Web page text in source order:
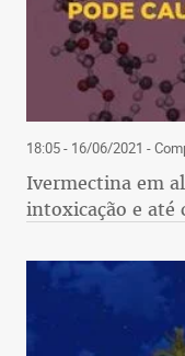
18:05 - 16/06/2021 -
Ivermectina em
intoxicação e até